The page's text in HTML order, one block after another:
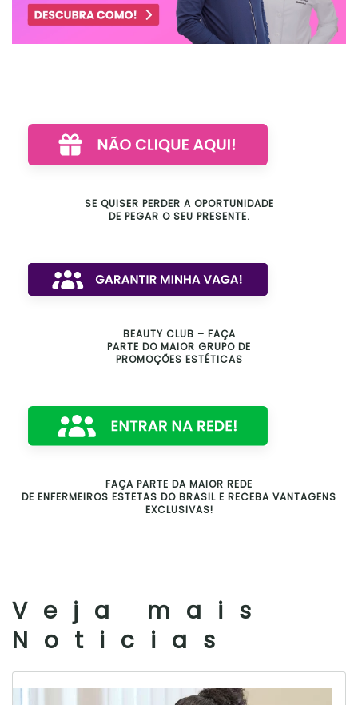
SE QUISER PERDER A OPORTUNIDADE
DE PEGAR O SEU PRESENTE.
BEAUTY CLUB – FAÇA
PARTE DO MAIOR GRUPO DE
PROMOÇÕES ESTÉTICAS
FAÇA PARTE DA MAIOR REDE
DE ENFERMEIROS ESTETAS DO BRASIL E RECEBA VANTAGENS
EXCLUSIVAS!
Veja mais
Noticias